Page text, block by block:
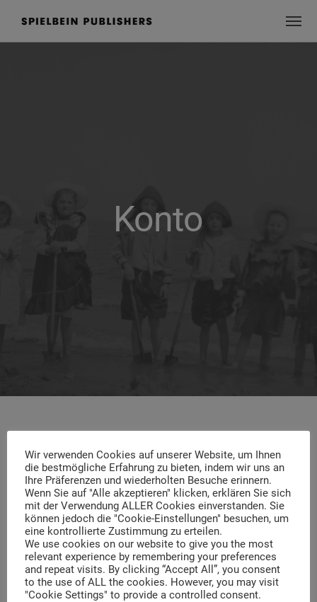
Konto
Login
USERNAME OR EMAIL ADDRESS*
PASSWORD*
Wir verwenden Cookies auf unserer Website, um Ihnen
die bestmögliche Erfahrung zu bieten, indem wir uns an
Ihre Präferenzen und wiederholten Besuche erinnern.
Wenn Sie auf "Alle akzeptieren" klicken, erklären Sie sich
mit der Verwendung ALLER Cookies einverstanden. Sie
können jedoch die "Cookie-Einstellungen" besuchen, um
eine kontrollierte Zustimmung zu erteilen.
We use cookies on our website to give you the most
relevant experience by remembering your preferences
and repeat visits. By clicking “Accept All”, you consent
to the use of ALL the cookies. However, you may visit
"Cookie Settings" to provide a controlled consent.